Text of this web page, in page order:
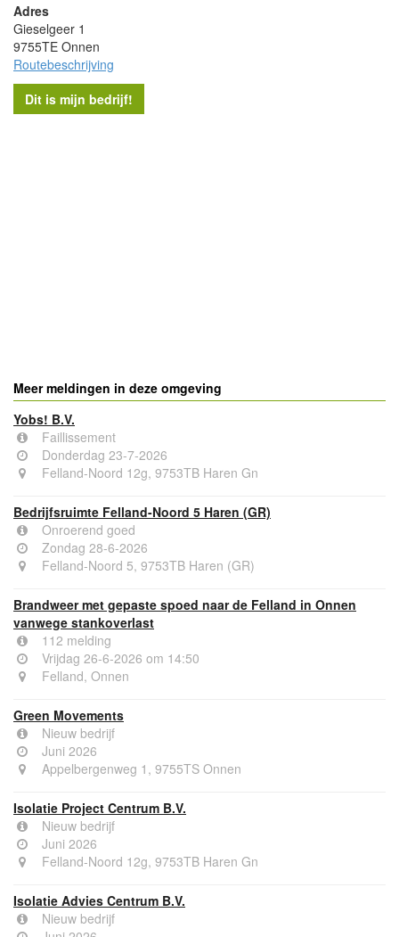
Adres
Gieselgeer 1
9755TE Onnen
Routebeschrijving
Meer meldingen in deze omgeving
Yobs! B.V.
Faillissement
Donderdag 23-7-2026
Felland-Noord 12g, 9753TB Haren Gn
Bedrijfsruimte Felland-Noord 5 Haren (GR)
Onroerend goed
Zondag 28-6-2026
Felland-Noord 5, 9753TB Haren (GR)
Brandweer met gepaste spoed naar de Felland in Onnen
vanwege stankoverlast
112 melding
Vrijdag 26-6-2026 om 14:50
Felland, Onnen
Green Movements
Nieuw bedrijf
Juni 2026
Appelbergenweg 1, 9755TS Onnen
Isolatie Project Centrum B.V.
Nieuw bedrijf
Juni 2026
Felland-Noord 12g, 9753TB Haren Gn
Isolatie Advies Centrum B.V.
Nieuw bedrijf